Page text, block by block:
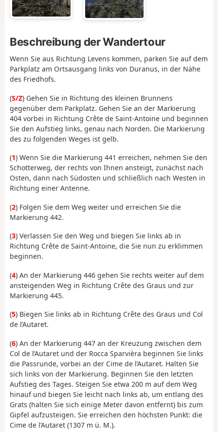
Beschreibung der Wandertour
Wenn Sie aus Richtung Levens kommen, parken Sie auf dem
Parkplatz am Ortsausgang links von Duranus, in der Nähe
des Friedhofs.
(S/Z) Gehen Sie in Richtung des kleinen Brunnens
gegenüber dem Parkplatz. Gehen Sie an der Markierung
404 vorbei in Richtung Crête de Saint-Antoine und beginnen
Sie den Aufstieg links, genau nach Norden. Die Markierung
des zu folgenden Weges ist gelb.
(1) Wenn Sie die Markierung 441 erreichen, nehmen Sie den
Schotterweg, der rechts von Ihnen ansteigt, zunächst nach
Osten, dann nach Südosten und schließlich nach Westen in
Richtung einer Antenne.
(2) Folgen Sie dem Weg weiter und erreichen Sie die
Markierung 442.
(3) Verlassen Sie den Weg und biegen Sie links ab in
Richtung Crête de Saint-Antoine, die Sie nun zu erklimmen
beginnen.
(4) An der Markierung 446 gehen Sie rechts weiter auf dem
ansteigenden Weg in Richtung Crête des Graus und zur
Markierung 445.
(5) Biegen Sie links ab in Richtung Crête des Graus und Col
de l’Autaret.
(6) An der Markierung 447 an der Kreuzung zwischen dem
Col de l’Autaret und der Rocca Sparvièra beginnen Sie links
die Passrunde, vorbei an der Cime de l’Autaret. Halten Sie
sich links von der Markierung. Beginnen Sie den letzten
Aufstieg des Tages. Steigen Sie etwa 200 m auf dem Weg
hinauf und biegen Sie leicht nach links ab, um entlang des
Grats (halten Sie sich einige Meter davon entfernt) bis zum
Gipfel aufzusteigen. Sie erreichen den höchsten Punkt: die
Cime de l’Autaret (1307 m ü. M.).